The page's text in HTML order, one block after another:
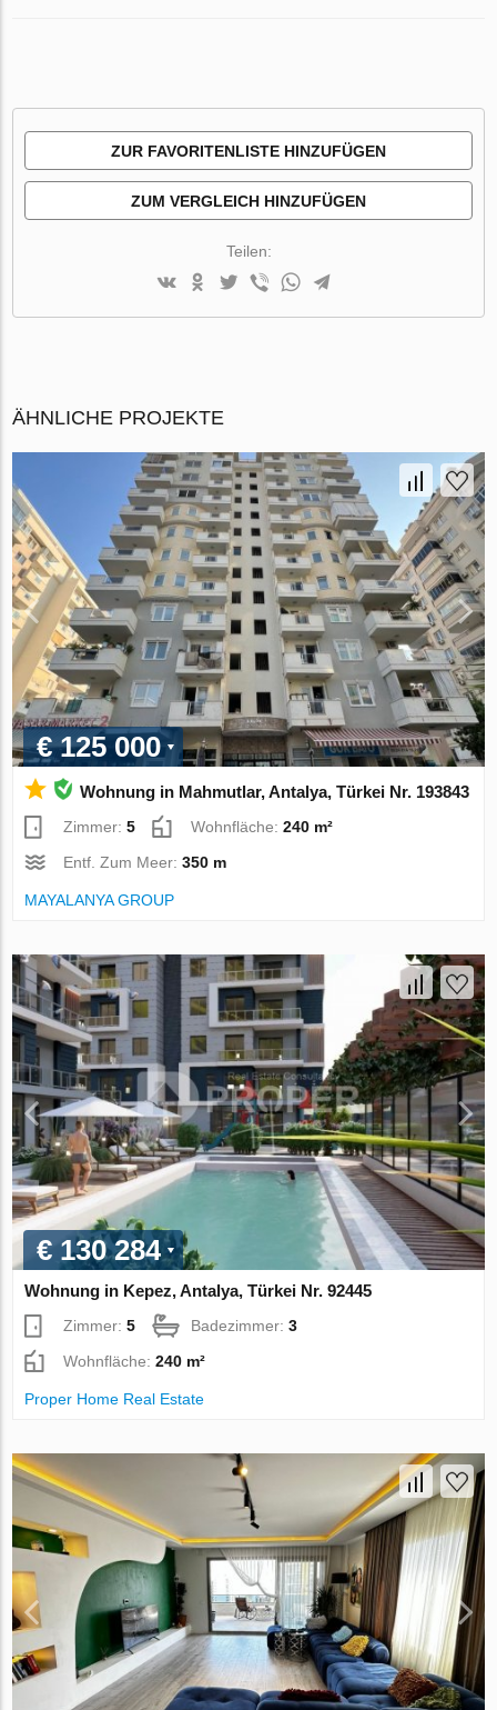
ZUR FAVORITENLISTE HINZUFÜGEN
ZUM VERGLEICH HINZUFÜGEN
Teilen:
ÄHNLICHE PROJEKTE
€ 125 000
Wohnung in Mahmutlar, Antalya, Türkei Nr. 193843
Zimmer:5 Wohnfläche:240 m²
Entf. Zum Meer:350 m
MAYALANYA GROUP
€ 130 284
Wohnung in Kepez, Antalya, Türkei Nr. 92445
Zimmer:5 Badezimmer:3
Wohnfläche:240 m²
Proper Home Real Estate